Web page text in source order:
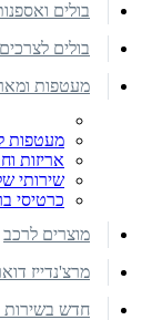
בולים
בולים
מעטפות
מעטפות
אריזות
שירותי
כרטיסי
מוצרים לרכב
מרצ'נדייז
חדש בשירות